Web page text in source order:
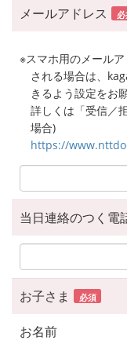
メールアドレス
※スマホ用のメール
される場合は、
きるよう設定をお
詳しくは「受信／
場合)
https://
当日連絡のつく電
お子さま 必須
お名前